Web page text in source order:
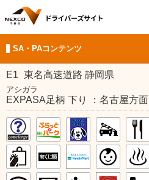
SA・PAコンテンツ
E1 東名高速道路 静岡県
アシガラ
EXPASA足柄 下り ：名古屋方面